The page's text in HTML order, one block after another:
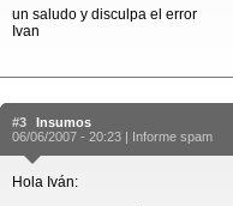
un saludo y disculpa el error
Ivan
#3
Insumos
06/06/2007 - 20:23 | Informe spam
Hola Iván: